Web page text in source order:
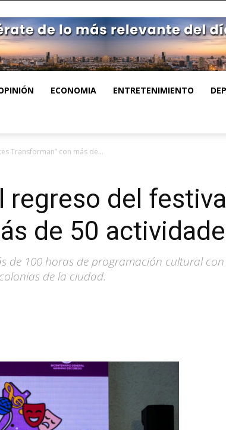
ECONOMIA ENTRETENIMIENTO
Transforman” con más de...
regreso del
de 50
de 100 horas de programación cultural
de la ciudad.